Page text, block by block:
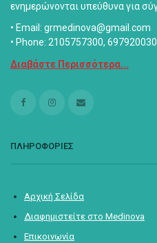
ενημερώνονται υπεύθυνα για
• Email: grmedinova@gmail.com
• Phone: 2105757300,
Διαβάστε Περισσότερα...
ΠΛΗΡΟΦΟΡΙΕΣ
Αρχική Σελίδα
Διαφημιστείτε στο Medinova
Επικοινωνία